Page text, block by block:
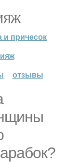
причесок
отзывы